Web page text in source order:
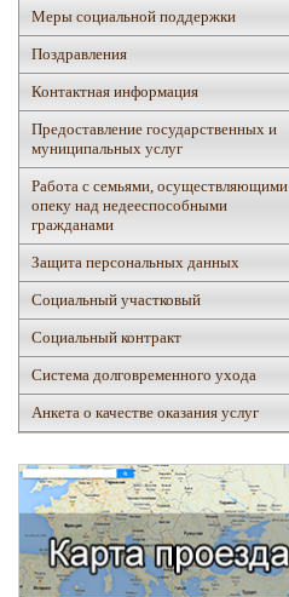
Mеры социальной поддержки
Поздравления
Контактная информация
Предоставление государственных и
муниципальных услуг
Работа с семьями, осуществляющими
опеку над недееспособными
гражданами
Защита персональных данных
Социальный участковый
Социальный контракт
Система долговременного ухода
Анкета о качестве оказания услуг